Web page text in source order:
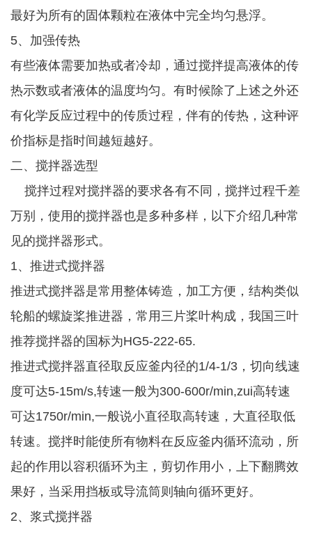
最好为所有的固体颗粒在液体中完全均匀悬浮。
5、加强传热
有些液体需要加热或者冷却，通过搅拌提高液体的传
热示数或者液体的温度均匀。有时候除了上述之外还
有化学反应过程中的传质过程，伴有的传热，这种评
价指标是指时间越短越好。
二、搅拌器选型
搅拌过程对搅拌器的要求各有不同，搅拌过程千差
万别，使用的搅拌器也是多种多样，以下介绍几种常
见的搅拌器形式。
1、推进式搅拌器
推进式搅拌器是常用整体铸造，加工方便，结构类似
轮船的螺旋桨推进器，常用三片桨叶构成，我国三叶
推荐搅拌器的国标为HG5-222-65.
推进式搅拌器直径取反应釜内径的1/4-1/3，切向线速
度可达5-15m/s,转速一般为300-600r/min,zui高转速
可达1750r/min,一般说小直径取高转速，大直径取低
转速。搅拌时能使所有物料在反应釜内循环流动，所
起的作用以容积循环为主，剪切作用小，上下翻腾效
果好，当采用挡板或导流筒则轴向循环更好。
2、浆式搅拌器